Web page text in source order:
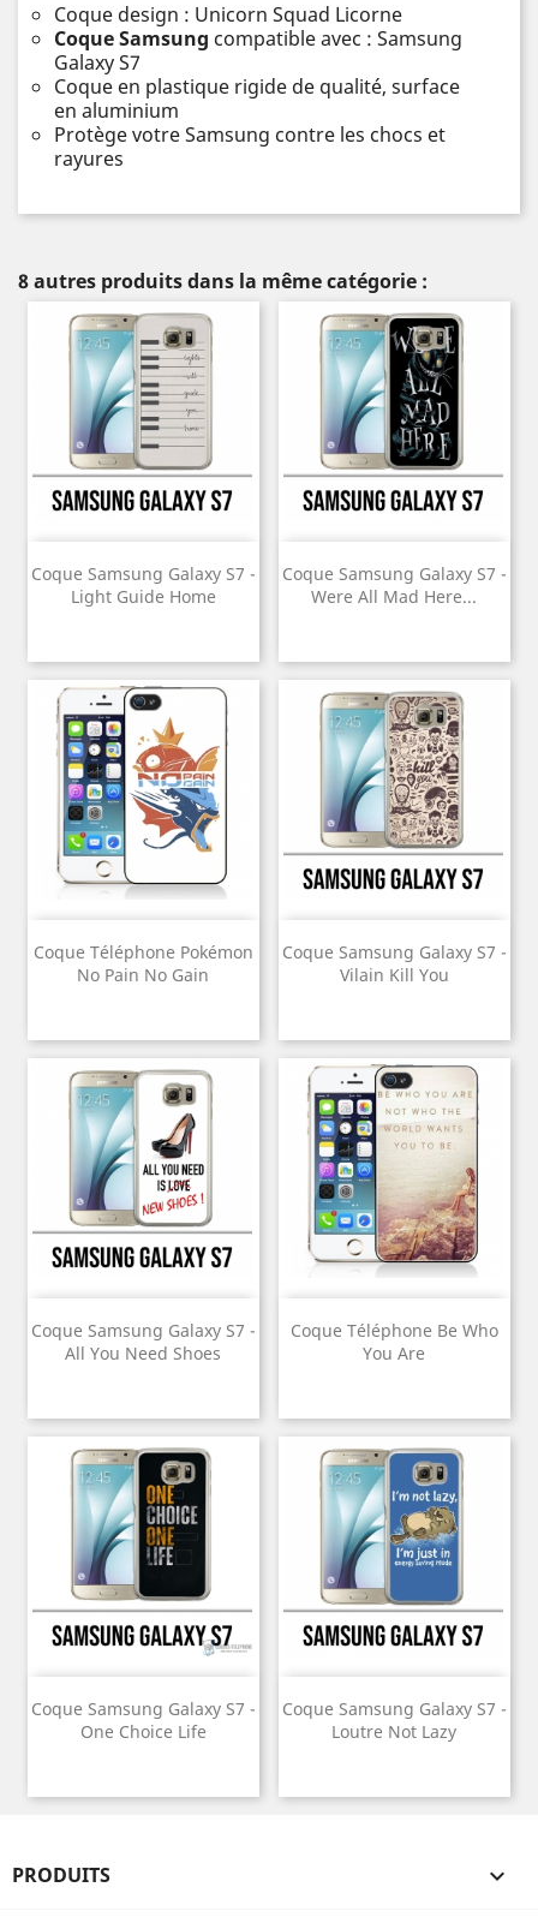
Coque design : Unicorn Squad Licorne
Coque Samsung compatible avec : Samsung
Galaxy S7
Coque en plastique rigide de qualité, surface
en aluminium
Protège votre Samsung contre les chocs et
rayures
8 autres produits dans la même catégorie :
Coque Samsung Galaxy S7 -
Light Guide Home
Coque Samsung Galaxy S7 -
Were All Mad Here...
Coque Téléphone Pokémon
No Pain No Gain
Coque Samsung Galaxy S7 -
Vilain Kill You
Coque Samsung Galaxy S7 -
All You Need Shoes
Coque Téléphone Be Who
You Are
Coque Samsung Galaxy S7 -
One Choice Life
Coque Samsung Galaxy S7 -
Loutre Not Lazy
PRODUITS 